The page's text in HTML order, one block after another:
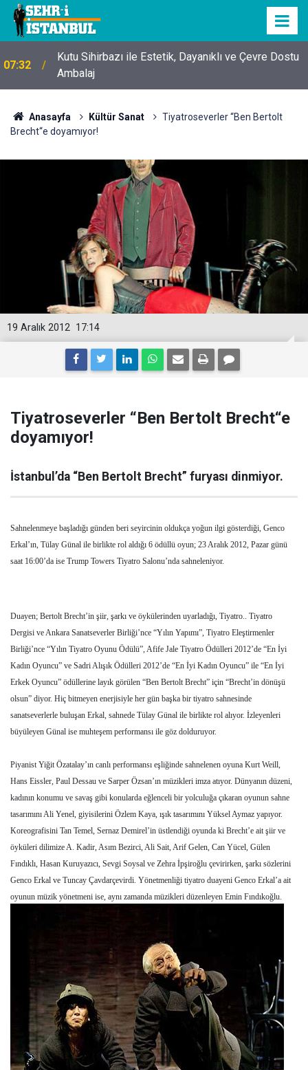
07:32
Kutu Sihirbazı ile Estetik, Dayanıklı ve Çevre Dostu
Ambalaj
Anasayfa Kültür Sanat
Tiyatroseverler “Ben Bertolt
Brecht“e doyamıyor!
17:14
19 Aralık 2012
Tiyatroseverler “Ben Bertolt Brecht“e
doyamıyor!
İstanbul’da “Ben Bertolt Brecht” furyası dinmiyor.
Sahnelenmeye başladığı günden beri seyircinin oldukça yoğun ilgi gösterdiği, Genco
Erkal’ın, Tülay Günal ile birlikte rol aldığı 6 ödüllü oyun; 23 Aralık 2012, Pazar günü
saat 16:00’da ise Trump Towers Tiyatro Salonu’nda sahneleniyor.
Duayen; Bertolt Brecht’in şiir, şarkı ve öykülerinden uyarladığı, Tiyatro.. Tiyatro
Dergisi ve Ankara Sanatseverler Birliği’nce “Yılın Yapımı”, Tiyatro Eleştirmenler
Birliği’nce “Yılın Tiyatro Oyunu Ödülü”, Afife Jale Tiyatro Ödülleri 2012’de “En İyi
Kadın Oyuncu” ve Sadri Alışık Ödülleri 2012’de “En İyi Kadın Oyuncu” ile “En İyi
Erkek Oyuncu” ödüllerine layık görülen “Ben Bertolt Brecht” için “Brecht’in dönüşü
olsun” diyor. Hiç bitmeyen enerjisiyle her gün başka bir tiyatro sahnesinde
sanatseverlerle buluşan Erkal, sahnede Tülay Günal ile birlikte rol alıyor. İzleyenleri
büyüleyen Günal ise muhteşem performansı ile göz dolduruyor.
Piyanist Yiğit Özatalay’ın canlı performansı eşliğinde sahnelenen oyuna Kurt Weill,
Hans Eissler, Paul Dessau ve Sarper Özsan’ın müzikleri imza atıyor. Dünyanın düzeni,
kadının konumu ve savaş gibi konularda eğlenceli bir yolculuğa çıkaran oyunun sahne
tasarımını Ali Yenel, giyisilerini Özlem Kaya, ışık tasarımını Yüksel Aymaz yapıyor.
Koreografisini Tan Temel, Sernaz Demirel’in üstlendiği oyunda ki Brecht’e ait şiir ve
öyküleri dilimize A. Kadir, Asım Bezirci, Ali Sait, Arif Gelen, Can Yücel, Gülen
Fındıklı, Hasan Kuruyazıcı, Sevgi Soysal ve Zehra İpşiroğlu çevirirken, şarkı sözlerini
Genco Erkal ve Tuncay Çavdarçevirdi. Yönetmenliği tiyatro duayeni Genco Erkal’a ait
oyunun müzik yönetmeni ise, aynı zamanda müzikleri düzenleyen Emin Fındıkoğlu.